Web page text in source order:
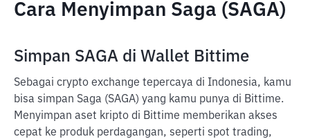
Cara Menyimpan Saga (SAGA)
Simpan SAGA di Wallet Bittime
Sebagai crypto exchange tepercaya di Indonesia, kamu
bisa simpan Saga (SAGA) yang kamu punya di Bittime.
Menyimpan aset kripto di Bittime memberikan akses
cepat ke produk perdagangan, seperti spot trading,